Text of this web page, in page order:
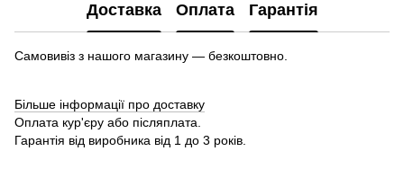
Доставка Оплата Гарантія
Самовивіз з нашого магазину — безкоштовно.
Більше інформації про доставку
Оплата кур'єру або післяплата.
Гарантія від виробника від 1 до 3 років.